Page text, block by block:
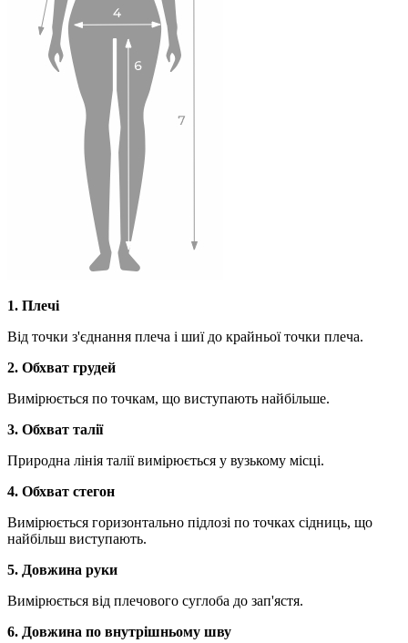
1. Плечі
Від точки з'єднання плеча і шиї до крайньої точки плеча.
2. Обхват грудей
Вимірюється по точкам, що виступають найбільше.
3. Обхват талії
Природна лінія талії вимірюється у вузькому місці.
4. Обхват стегон
Вимірюється горизонтально підлозі по точках сідниць, що
найбільш виступають.
5. Довжина руки
Вимірюється від плечового суглоба до зап'ястя.
6. Довжина по внутрішньому шву